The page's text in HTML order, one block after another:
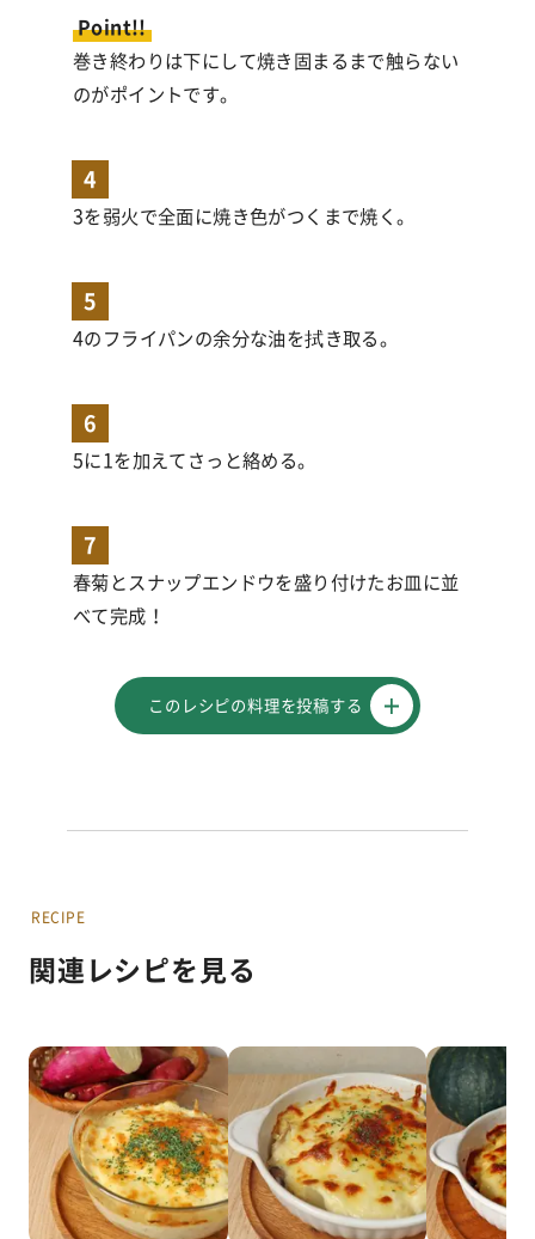
Point!!
巻き終わりは下にして焼き固まるまで触らない
のがポイントです。
4
3を弱火で全面に焼き色がつくまで焼く。
5
4のフライパンの余分な油を拭き取る。
6
5に1を加えてさっと絡める。
7
春菊とスナップエンドウを盛り付けたお皿に並
べて完成！
このレシピの料理を投稿する
RECIPE
関連レシピを見る